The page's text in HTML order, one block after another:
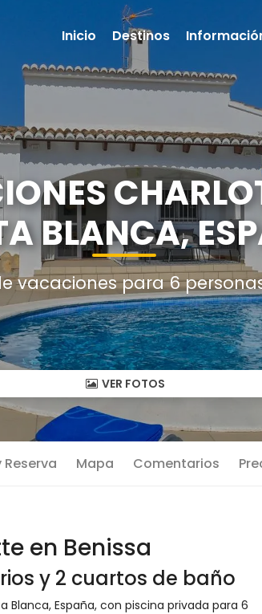
BLANCA,
vacaciones para 6
VER FOTOS
Mapa Comentarios
en Benissa
y 2 cuartos de baño
España, con piscina privada para 6
Inicio Destinos